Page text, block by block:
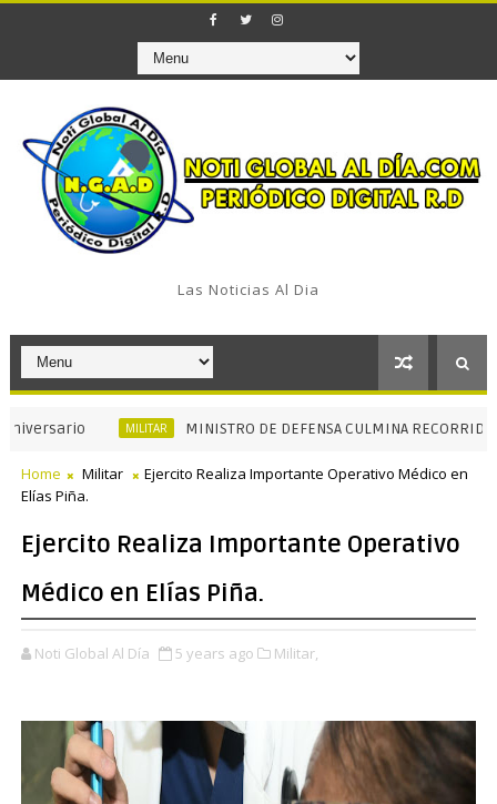
Las Noticias Al Dia
MILITAR MINISTRO DE DEFENSA CULMINA RECORRIDOS
Home Militar
Ejercito Realiza Importante Operativo Médico en
Elías Piña.
Ejercito Realiza Importante Operativo
Médico en Elías Piña.
Noti Global Al Día 5 years ago Militar,